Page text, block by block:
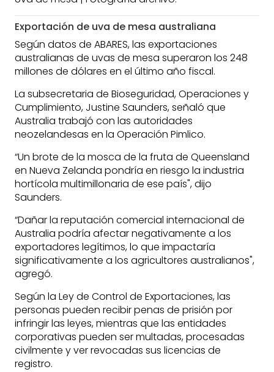
Exportación de uva de mesa australiana
Según datos de ABARES, las exportaciones
australianas de uvas de mesa superaron los 248
millones de dólares en el último año fiscal.
La subsecretaria de Bioseguridad, Operaciones y
Cumplimiento, Justine Saunders, señaló que
Australia trabajó con las autoridades
neozelandesas en la Operación Pimlico.
“Un brote de la mosca de la fruta de Queensland
en Nueva Zelanda pondría en riesgo la industria
hortícola multimillonaria de ese país", dijo
Saunders.
“Dañar la reputación comercial internacional de
Australia podría afectar negativamente a los
exportadores legítimos, lo que impactaría
significativamente a los agricultores australianos",
agregó.
Según la Ley de Control de Exportaciones, las
personas pueden recibir penas de prisión por
infringir las leyes, mientras que las entidades
corporativas pueden ser multadas, procesadas
civilmente y ver revocadas sus licencias de
registro.